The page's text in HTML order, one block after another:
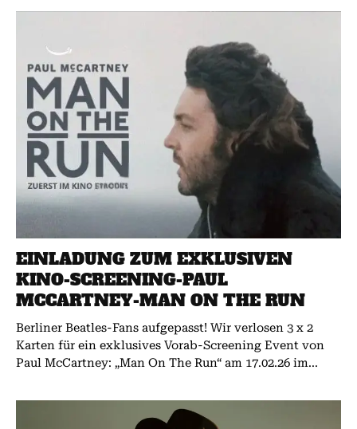
EINLADUNG ZUM EXKLUSIVEN
KINO-SCREENING-PAUL
MCCARTNEY-MAN ON THE RUN
Berliner Beatles-Fans aufgepasst! Wir verlosen 3 x 2
Karten für ein exklusives Vorab-Screening Event von
Paul McCartney: „Man On The Run“ am 17.02.26 im...